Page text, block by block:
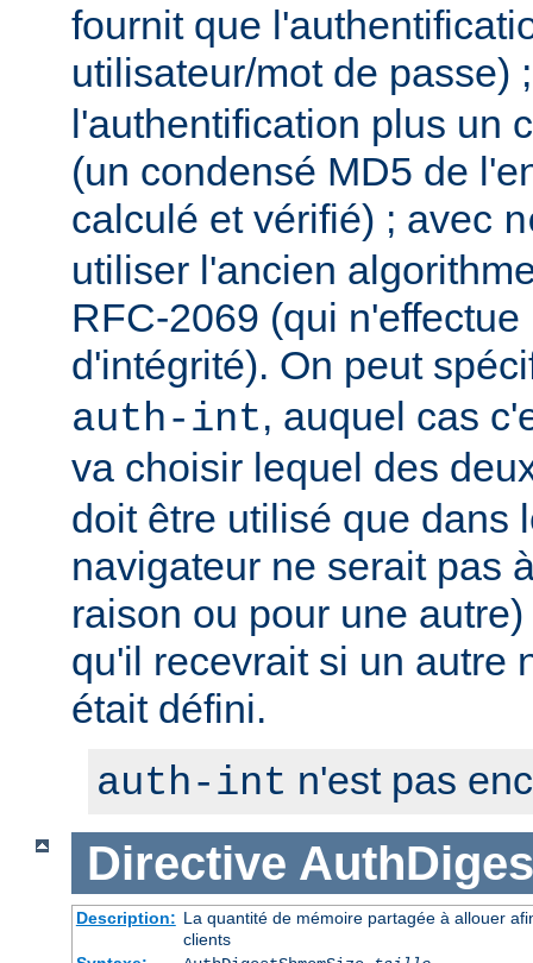
fournit que
utilisateur/mot de passe)
l'authentification plus un
(un condensé MD5 de
calculé et vérifié) ; avec
utiliser l'ancien
RFC-2069 (qui
d'intégrité). On peut
auth-int, auquel cas
va choisir lequel des
doit être utilisé que dans
navigateur ne serait pas
raison ou pour une
qu'il recevrait si un autre
était défini.
auth-int n'est pas
Directive
Description: La quantité de mémoire partagée à allouer
clients